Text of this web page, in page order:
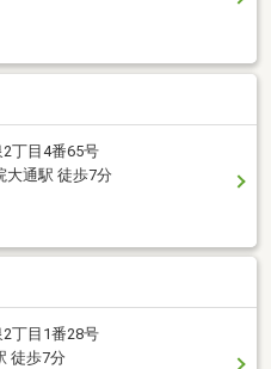
丁目4番65号
大通駅 徒歩7分
丁目1番28号
徒歩7分